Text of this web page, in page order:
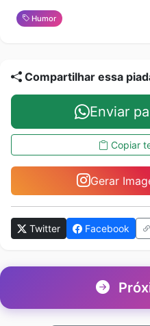
Humor
Compartilhar essa
Enviar
Copiar
Gerar
Twitter Facebook